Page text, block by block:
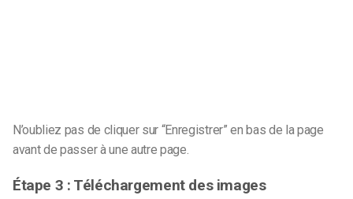
N’oubliez pas de cliquer sur “Enregistrer” en bas de la page
avant de passer à une autre page.
Étape 3 : Téléchargement des images